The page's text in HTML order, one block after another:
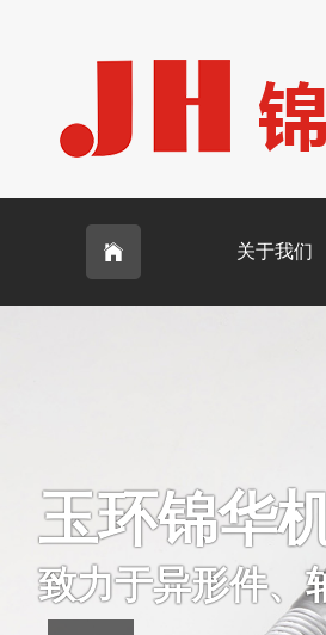
 关于我们
玉环锦华
致力于异形件、